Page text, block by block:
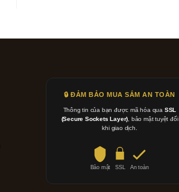
🔒 ĐẢM BẢO MUA SẮM AN TOÀN
Thông tin của bạn được mã hóa qua SSL
(Secure Sockets Layer) , bảo mật tuyệt đối
khi giao dịch.
Bảo mật SSL An toàn